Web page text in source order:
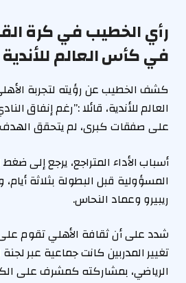
رأي الخطيب في كرة
في كأس العالم للأندية
كشف الخطيب عن رؤيته لتجربة
العالم للأندية، قائلا :”رغم إنفاق
على صفقات كبرى، لم يتحقق
أسباب الأداء المتراجع، يرجع إلى ضغط
المسؤولية قبل البطولة بثلاثة أيام،
ريبيرو وعماد النحاس.
شدد على أن ثقافة الأهلي تقوم على
تغيير المدربين كانت جماعية عبر
الرياضي، بمشاركته كمشرف على